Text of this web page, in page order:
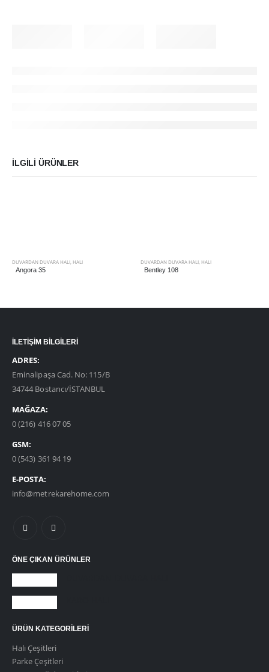
İLGILI ÜRÜNLER
DUVARDAN DUVARA HALI, HALI
Angora 35
DUVARDAN DUVARA HALI, HALI
Bentley 108
İLETİŞİM BİLGİLERİ
ADRES:
Eminalipaşa Cad. No: 115/B
34744 Bostancı/İSTANBUL
MAĞAZA:
0 (216) 416 07 05
GSM:
0 (543) 361 94 19
E-POSTA:
info@metrekarehome.com
ÖNE ÇIKAN ÜRÜNLER
ÜRÜN KATEGORILERI
Halı Çeşitleri
Parke Çeşitleri